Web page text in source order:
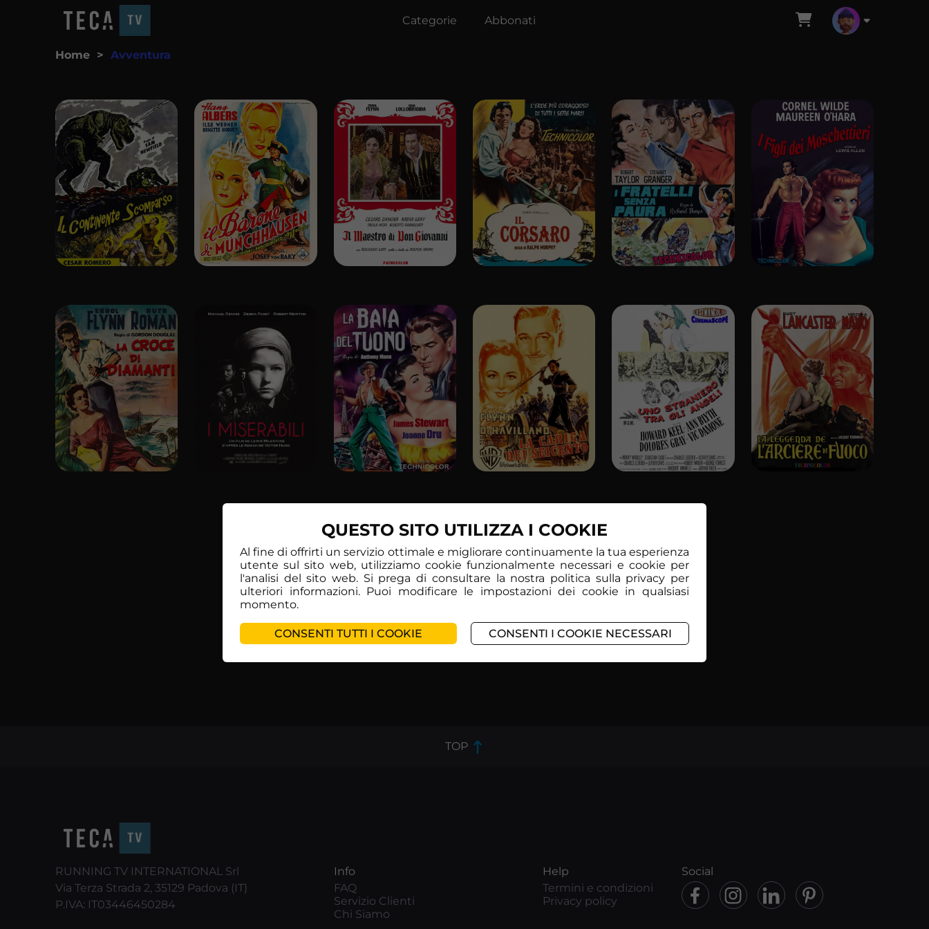
Categorie Abbonati
Home > Avventura
‹ 1 2 4 5 6 ›
TOP
RUNNING TV INTERNATIONAL Srl
Via Terza Strada 2, 35129 Padova (IT)
P.IVA: IT03446450284
Info
FAQ
Servizio Clienti
Chi Siamo
Help
Termini e condizioni
Privacy policy
Social
QUESTO SITO UTILIZZA I COOKIE
Al fine di offrirti un servizio ottimale e migliorare continuamente la tua esperienza
utente sul sito web, utilizziamo cookie funzionalmente necessari e cookie per
l'analisi del sito web. Si prega di consultare la nostra politica sulla privacy per
ulteriori informazioni. Puoi modificare le impostazioni dei cookie in qualsiasi
momento.
CONSENTI TUTTI I COOKIE CONSENTI I COOKIE NECESSARI